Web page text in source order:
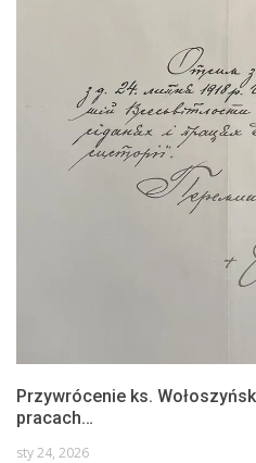
Przywrócenie ks.
pracach…
sty 24, 2026